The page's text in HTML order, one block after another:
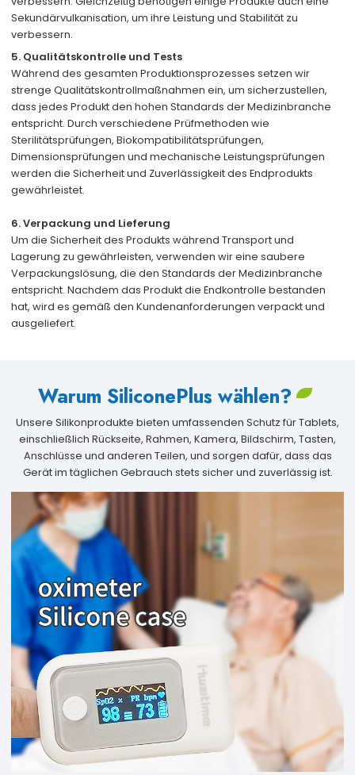
Sekundärvulkanisation, um ihre Leistung und Stabilität zu
verbessern.
5. Qualitätskontrolle und Tests
Während des gesamten Produktionsprozesses setzen wir
strenge Qualitätskontrollmaßnahmen ein, um sicherzustellen,
dass jedes Produkt den hohen Standards der Medizinbranche
entspricht. Durch verschiedene Prüfmethoden wie
Sterilitätsprüfungen, Biokompatibilitätsprüfungen,
Dimensionsprüfungen und mechanische Leistungsprüfungen
werden die Sicherheit und Zuverlässigkeit des Endprodukts
gewährleistet.
6. Verpackung und Lieferung
Um die Sicherheit des Produkts während Transport und
Lagerung zu gewährleisten, verwenden wir eine saubere
Verpackungslösung, die den Standards der Medizinbranche
entspricht. Nachdem das Produkt die Endkontrolle bestanden
hat, wird es gemäß den Kundenanforderungen verpackt und
ausgeliefert.
Warum SiliconePlus wählen?
Unsere Silikonprodukte bieten umfassenden Schutz für Tablets,
einschließlich Rückseite, Rahmen, Kamera, Bildschirm, Tasten,
Anschlüsse und anderen Teilen, und sorgen dafür, dass das
Gerät im täglichen Gebrauch stets sicher und zuverlässig ist.